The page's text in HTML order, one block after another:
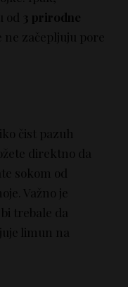
od 3 prirodne
ne začepljuju pore
čist pazuh
direktno da
sokom od
Važno je
trebale da
limun na